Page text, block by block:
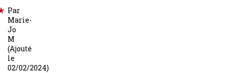
Par
Marie-
Jo
M
(Ajouté
le
02/02/2024)